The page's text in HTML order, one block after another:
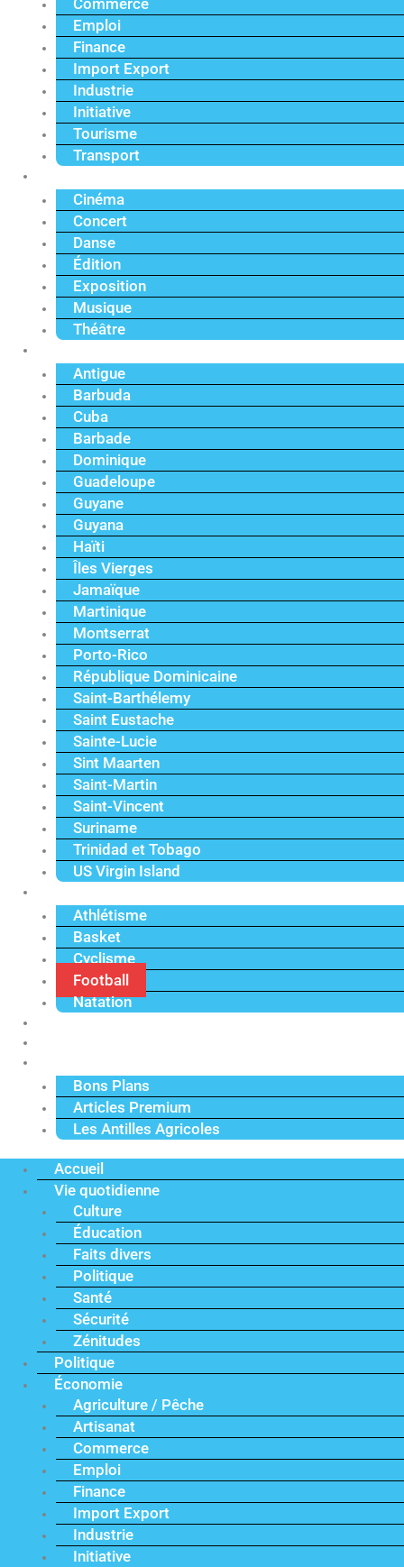
Commerce
Emploi
Finance
Import Export
Industrie
Initiative
Tourisme
Transport
Cinéma
Concert
Danse
Édition
Exposition
Musique
Théâtre
Antigue
Barbuda
Cuba
Barbade
Dominique
Guadeloupe
Guyane
Guyana
Haïti
Îles Vierges
Jamaïque
Martinique
Montserrat
Porto-Rico
République Dominicaine
Saint-Barthélemy
Saint Eustache
Sainte-Lucie
Sint Maarten
Saint-Martin
Saint-Vincent
Suriname
Trinidad et Tobago
US Virgin Island
Athlétisme
Basket
Cyclisme
Football
Natation
Bons Plans
Articles Premium
Les Antilles Agricoles
Accueil
Vie quotidienne
Culture
Éducation
Faits divers
Politique
Santé
Sécurité
Zénitudes
Politique
Économie
Agriculture / Pêche
Artisanat
Commerce
Emploi
Finance
Import Export
Industrie
Initiative